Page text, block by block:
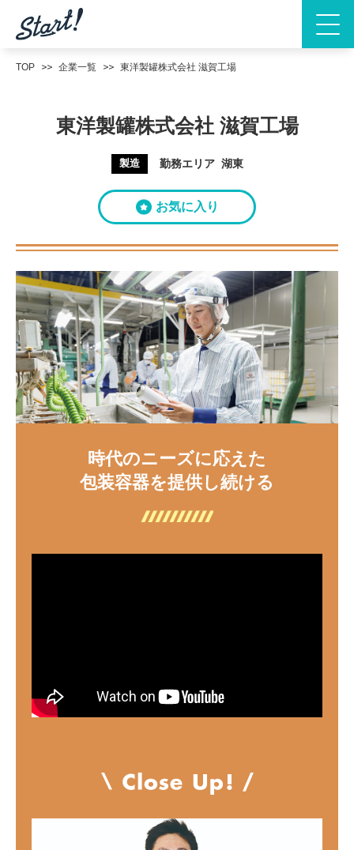
TOP 企業一覧 東洋製罐株式会社 滋賀工場
東洋製罐株式会社 滋賀工場
製造 勤務エリア 湖東
お気に入り
時代のニーズに応えた
包装容器を提供し続ける